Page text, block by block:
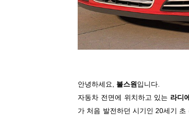
안녕하세요, 불스원입니다.
자동차 전면에 위치하고 있는 라디
가 처음 발전하던 시기인 20세기